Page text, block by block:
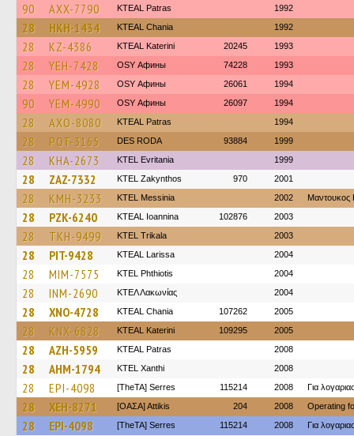
90 AXX-7790 KTEAL Patras 1992
28 HKH-1434 KTEAL Chania 1992
28 KZ-4386 KTEAL Katerini 20245 1993
28 YEH-7428 OSY Афины 74228 1993
28 YEM-4928 OSY Афины 26061 1994
90 YEM-4990 OSY Афины 26097 1994
28 AXO-8080 KTEAL Patras 1994
28 POT-3165 DES RODA 93884 1999
28 KHA-2673 ΚΤΕL Evritania 1999
28 ZAZ-7332 KTEL Zakynthos 970 2001
28 KMH-3233 KTEL Messinia 2002 Μαντουκος
28 PZK-6240 KTEAL Ioannina 102876 2003
28 TKH-9499 ΚΤΕL Τrikala 2003
28 PIT-9428 KTEAL Larissa 2004
28 MIM-7575 ΚΤΕL Phthiotis 2004
28 INM-2690 ΚΤΕΛ Λακωνίας 2004
28 XNO-4728 KTEAL Chania 107262 2005
28 KNX-6828 KTEAL Katerini 109295 2005
28 AZH-5959 KTEAL Patras 2008
28 AHM-1794 KTEL Xanthi 2008
28 EPI-4098 [TheTA] Serres 115214 2008 Για
28 XEH-8271 [ΟΑΣΑ] Αttikis 204 2008 Operating
28 EPI-4098 [TheTA] Serres 115214 2008 Για